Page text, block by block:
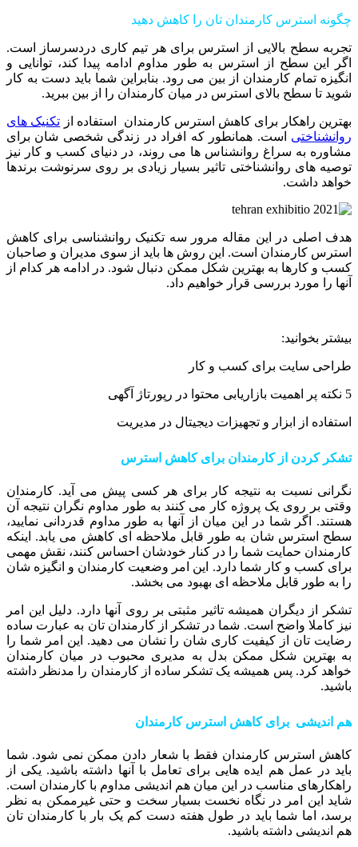
چگونه استرس کارمندان تان را کاهش دهید
تجربه سطح بالایی از استرس برای هر تیم کاری دردسرساز است.
اگر این سطح از استرس به طور مداوم ادامه پیدا کند، توانایی و
انگیزه تمام کارمندان از بین می رود. بنابراین شما باید دست به کار
شوید تا سطح بالای استرس در میان کارمندان را از بین ببرید.
بهترین راهکار برای کاهش استرس کارمندان استفاده از تکنیک های
روانشناختی است. همانطور که افراد در زندگی شخصی شان برای
مشاوره به سراغ روانشناس ها می روند، در دنیای کسب و کار نیز
توصیه های روانشناختی تاثیر بسیار زیادی بر روی سرنوشت برندها
خواهد داشت.
هدف اصلی در این مقاله مرور سه تکنیک روانشناسی برای کاهش
استرس کارمندان است. این روش ها باید از سوی مدیران و صاحبان
کسب و کارها به بهترین شکل ممکن دنبال شود. در ادامه هر کدام از
آنها را مورد بررسی قرار خواهیم داد.
بیشتر بخوانید:
طراحی سایت برای کسب و کار
5 نکته پر اهمیت بازاریابی محتوا در رپورتاژ آگهی
استفاده از ابزار و تجهیزات دیجیتال در مدیریت
تشکر کردن از کارمندان برای کاهش استرس
نگرانی نسبت به نتیجه کار برای هر کسی پیش می آید. کارمندان
وقتی بر روی یک پروژه کار می کنند به طور مداوم نگران نتیجه آن
هستند. اگر شما در این میان از آنها به طور مداوم قدردانی نمایید،
سطح استرس‏ شان به طور قابل ملاحظه ای کاهش می یابد. اینکه
کارمندان حمایت شما را در کنار خودشان احساس کنند، نقش مهمی
برای کسب و کار شما دارد. این امر وضعیت کارمندان و انگیزه شان
را به طور قابل ملاحظه ای بهبود می بخشد.
تشکر از دیگران همیشه تاثیر مثبتی بر روی آنها دارد. دلیل این امر
نیز کاملا واضح است. شما در تشکر از کارمندان تان به عبارت ساده
رضایت تان از کیفیت کاری شان را نشان می دهید. این امر شما را
به بهترین شکل ممکن بدل به مدیری محبوب در میان کارمندان
خواهد کرد. پس همیشه یک تشکر ساده از کارمندان را مدنظر داشته
باشید.
هم اندیشی برای کاهش استرس کارمندان
کاهش استرس کارمندان فقط با شعار دادن ممکن نمی شود. شما
باید در عمل هم ایده هایی برای تعامل با آنها داشته باشید. یکی از
راهکارهای مناسب در این میان هم اندیشی مداوم با کارمندان است.
شاید این امر در نگاه نخست بسیار سخت و حتی غیرممکن به نظر
برسد، اما شما باید در طول هفته دست کم یک بار با کارمندان تان
هم اندیشی داشته باشید.